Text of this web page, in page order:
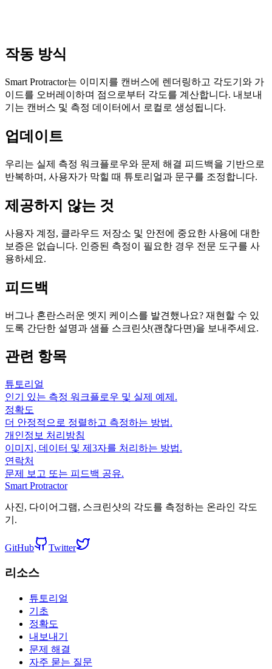
작동 방식
Smart Protractor는 이미지를 캔버스에 렌더링하고 각도기와 가
이드를 오버레이하며 점으로부터 각도를 계산합니다. 내보내
기는 캔버스 및 측정 데이터에서 로컬로 생성됩니다.
업데이트
우리는 실제 측정 워크플로우와 문제 해결 피드백을 기반으로
반복하며, 사용자가 막힐 때 튜토리얼과 문구를 조정합니다.
제공하지 않는 것
사용자 계정, 클라우드 저장소 및 안전에 중요한 사용에 대한
보증은 없습니다. 인증된 측정이 필요한 경우 전문 도구를 사
용하세요.
피드백
버그나 혼란스러운 엣지 케이스를 발견했나요? 재현할 수 있
도록 간단한 설명과 샘플 스크린샷(괜찮다면)을 보내주세요.
관련 항목
튜토리얼
인기 있는 측정 워크플로우 및 실제 예제.
정확도
더 안정적으로 정렬하고 측정하는 방법.
개인정보 처리방침
이미지, 데이터 및 제3자를 처리하는 방법.
연락처
문제 보고 또는 피드백 공유.
Smart Protractor
사진, 다이어그램, 스크린샷의 각도를 측정하는 온라인 각도
기.
GitHub Twitter
리소스
튜토리얼
기초
정확도
내보내기
문제 해결
자주 묻는 질문